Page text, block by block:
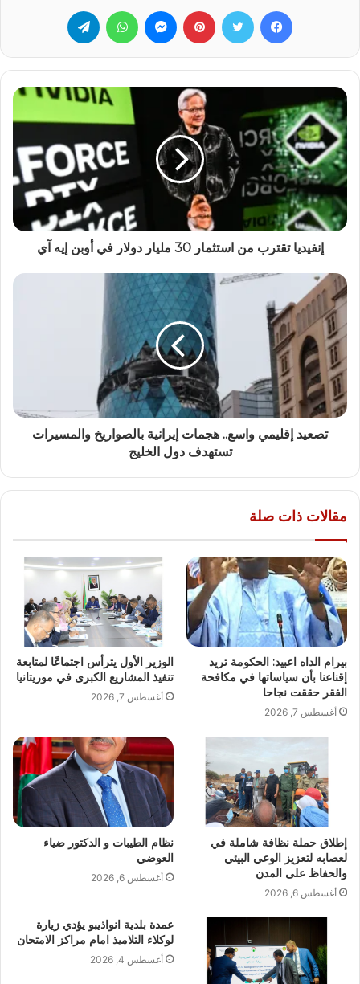
فيسبوك تويتر بينتيريست ماسنجر واتساب
إنفيديا تقترب من استثمار 30 مليار دولار في أوبن إيه آي
تصعيد إقليمي واسع.. هجمات إيرانية بالصواريخ والمسيرات
تستهدف دول الخليج
مقالات ذات صلة
بيرام الداه اعبيد: الحكومة تريد
إقناعنا بأن سياساتها في مكافحة
الفقر حققت نجاحا
أغسطس 7, 2026
الوزير الأول يترأس اجتماعًا لمتابعة
تنفيذ المشاريع الكبرى في موريتانيا
أغسطس 7, 2026
إطلاق حملة نظافة شاملة في
لعصابه لتعزيز الوعي البيئي
والحفاظ على المدن
أغسطس 6, 2026
نظام الطيبات و الدكتور ضياء
العوضي
أغسطس 6, 2026
عمدة بلدية انواذيبو يؤدي زيارة
لوكلاء التلاميذ امام مراكز الامتحان
أغسطس 4, 2026